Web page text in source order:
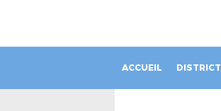
ACCUEIL DISTRICT